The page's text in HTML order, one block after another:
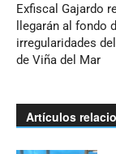
Exfiscal Gajardo
llegarán al fondo
irregularidades
de Viña del Mar
Artículos